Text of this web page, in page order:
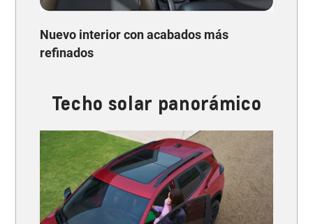
Nuevo interior con acabados más
refinados
Techo solar panorámico